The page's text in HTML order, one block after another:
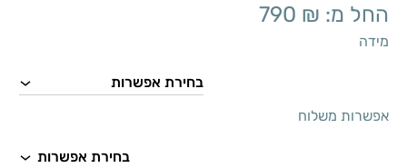
החל מ: 790 ₪
מידה
אפשרות משלוח